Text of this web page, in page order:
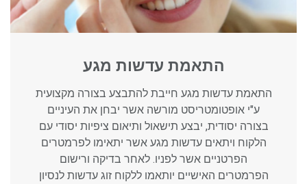
התאמת עדשות מגע
התאמת עדשות מגע חייבת להתבצע בצורה מקצועית
ע"י אופטומטריסט מורשה אשר יבחן את העיניים
בצורה יסודית, יבצע תישאול ותיאום ציפיות יסודי עם
הלקוח ויתאים עדשות מגע אשר יתאימו לפרמטרים
הפרטניים אשר לפניו. לאחר בדיקה ורישום
הפרמטרים האישיים יותאמו ללקוח זוג עדשות לנסיון